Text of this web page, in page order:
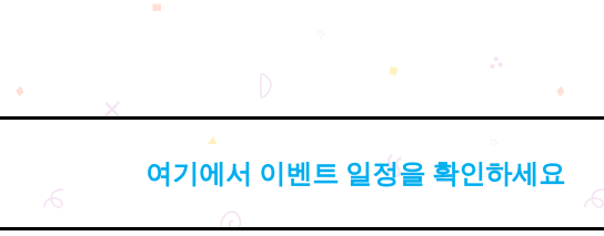
여기에서 이벤트 일정을 확인하세요